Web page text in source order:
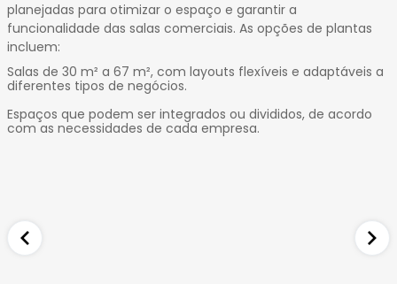
planejadas para otimizar o espaço e garantir a
funcionalidade das salas comerciais. As opções de plantas
incluem:
Salas de 30 m² a 67 m², com layouts flexíveis e adaptáveis a
diferentes tipos de negócios.
Espaços que podem ser integrados ou divididos, de acordo
com as necessidades de cada empresa.